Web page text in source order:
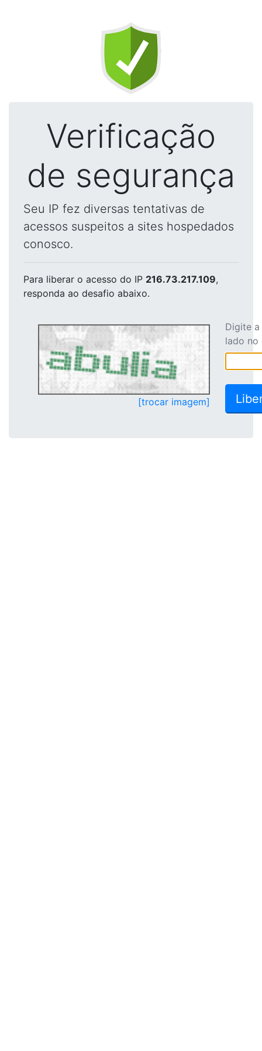
Verificação
de segurança
Seu IP fez diversas tentativas de
acessos suspeitos a sites hospedados
conosco.
Para liberar o acesso do IP 216.73.217.109,
responda ao desafio abaixo.
[trocar imagem]
Digite
lado no